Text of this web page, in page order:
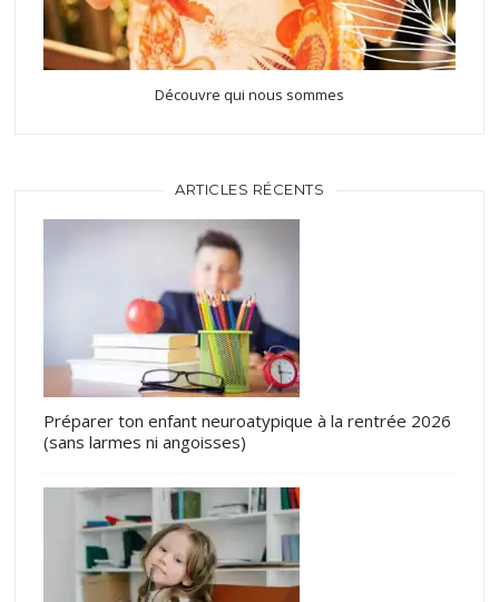
Découvre qui nous sommes
ARTICLES RÉCENTS
Préparer ton enfant neuroatypique à la rentrée 2026
(sans larmes ni angoisses)